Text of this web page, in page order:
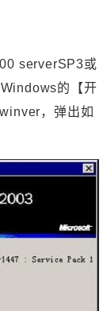
serverSP3或
的【开
，弹出如